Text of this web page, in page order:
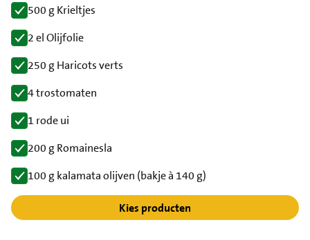
500 g Krieltjes
2 el Olijfolie
250 g Haricots verts
4 trostomaten
1 rode ui
200 g Romainesla
100 g kalamata olijven (bakje à 140 g)
Kies producten